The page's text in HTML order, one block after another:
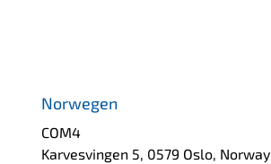
Norwegen
COM4
Karvesvingen 5, 0579 Oslo, Norway